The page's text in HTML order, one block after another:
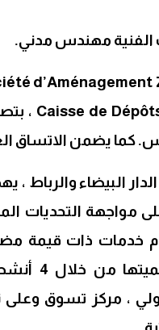
الفنية مهندس مدني.
كما يضمن الاتساق
مواجهة التحديات
، تقدم خدمات ذات
بهدف
، مركز تسوق